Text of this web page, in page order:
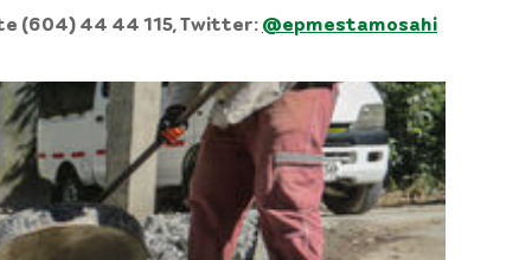
(604) 44 44 115, Twitter:@epmestamosahi